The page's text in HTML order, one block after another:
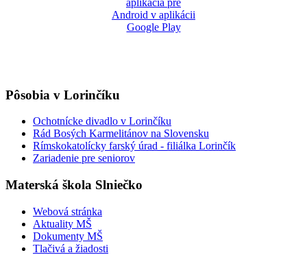
Pôsobia v Lorinčíku
Ochotnícke divadlo v Lorinčíku
Rád Bosých Karmelitánov na Slovensku
Rímskokatolícky farský úrad - filiálka Lorinčík
Zariadenie pre seniorov
Materská škola Slniečko
Webová stránka
Aktuality MŠ
Dokumenty MŠ
Tlačivá a žiadosti